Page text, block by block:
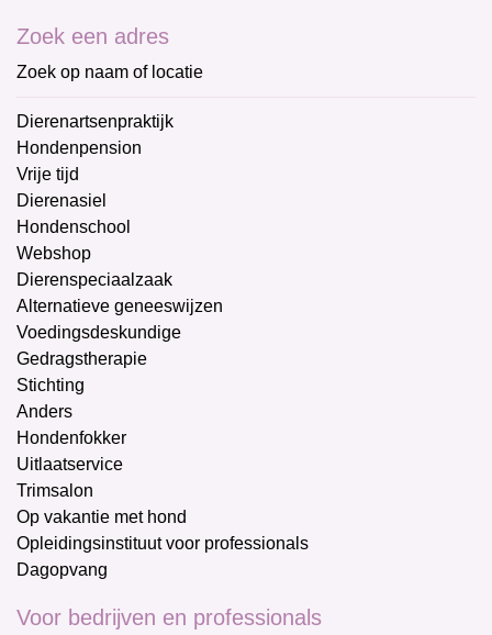
Zoek een adres
Zoek op naam of locatie
Dierenartsenpraktijk
Hondenpension
Vrije tijd
Dierenasiel
Hondenschool
Webshop
Dierenspeciaalzaak
Alternatieve geneeswijzen
Voedingsdeskundige
Gedragstherapie
Stichting
Anders
Hondenfokker
Uitlaatservice
Trimsalon
Op vakantie met hond
Opleidingsinstituut voor professionals
Dagopvang
Voor bedrijven en professionals